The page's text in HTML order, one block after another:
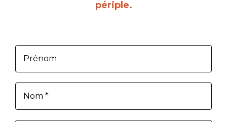
périple.